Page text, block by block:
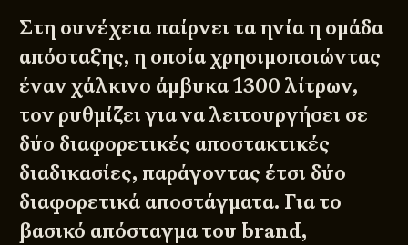
Στη συνέχεια παίρνει τα ηνία η ομάδα
απόσταξης, η οποία χρησιμοποιώντας
έναν χάλκινο άμβυκα 1300 λίτρων,
τον ρυθμίζει για να λειτουργήσει σε
δύο διαφορετικές αποστακτικές
διαδικασίες, παράγοντας έτσι δύο
διαφορετικά αποστάγματα. Για το
βασικό απόσταγμα του brand,